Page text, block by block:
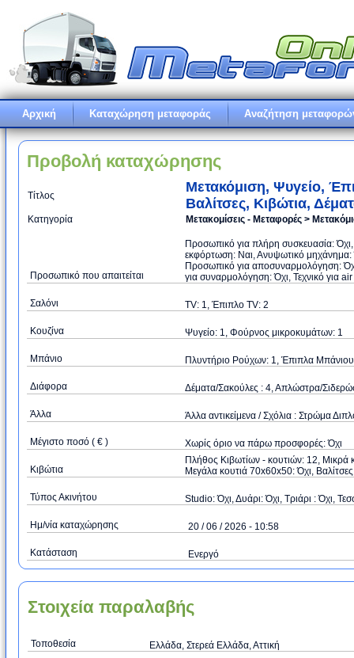
Αρχική Καταχώρηση μεταφοράς Αναζήτηση
Προβολή καταχώρησης
Τίτλος
Μετακόμιση, Ψυγείο,
Βαλίτσες, Κιβώτια,
Κατηγορία Μετακομίσεις - Μεταφορές >
Προσωπικό που απαιτείται
Προσωπικό για πλήρη συσκευασία:
εκφόρτωση: Ναι, Ανυψωτικό μηχάνημα:
Προσωπικό για αποσυναρμολόγηση:
για συναρμολόγηση: Όχι, Τεχνικό για
Σαλόνι TV: 1, Έπιπλο TV: 2
Κουζίνα Ψυγείο: 1, Φούρνος μικροκυμάτων: 1
Μπάνιο Πλυντήριο Ρούχων: 1, Έπιπλα
Διάφορα Δέματα/Σακούλες : 4, Απλώστρα/
Άλλα Άλλα αντικείμενα / Σχόλια : Στρώμα
Μέγιστο ποσό ( € ) Xωρίς όριο να πάρω προσφορές: Όχι
Κιβώτια
Πλήθος Κιβωτίων - κουτιών: 12, Μικρά
Μεγάλα κουτιά 70x60x50: Όχι,
Τύπος Ακινήτου Studio: Όχι, Δυάρι: Όχι, Τριάρι : Όχι,
Ημ/νία καταχώρησης 20 / 06 / 2026 - 10:58
Κατάσταση Ενεργό
Στοιχεία παραλαβής
Τοποθεσία Ελλάδα, Στερεά Ελλάδα, Αττική